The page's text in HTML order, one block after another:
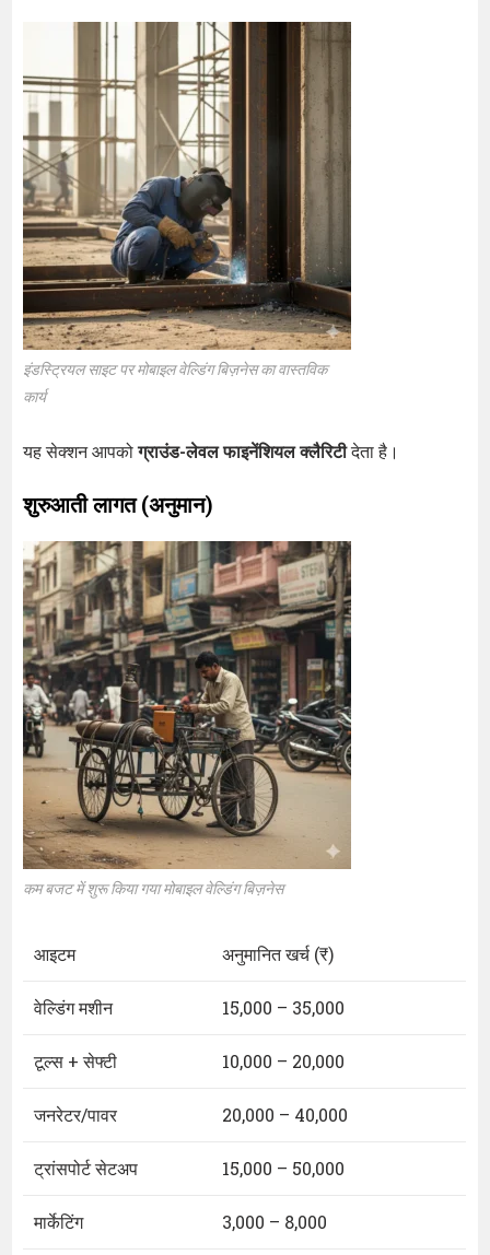
इंडस्ट्रियल साइट पर मोबाइल वेल्डिंग बिज़नेस का वास्तविक
कार्य
यह सेक्शन आपकोग्राउंड-लेवल फाइनेंशियल क्लैरिटीदेता है।
शुरुआती लागत (अनुमान)
कम बजट में शुरू किया गया मोबाइल वेल्डिंग बिज़नेस
आइटम अनुमानित खर्च (₹)
वेल्डिंग मशीन 15,000 – 35,000
टूल्स + सेफ्टी 10,000 – 20,000
जनरेटर/पावर 20,000 – 40,000
ट्रांसपोर्ट सेटअप 15,000 – 50,000
मार्केटिंग 3,000 – 8,000